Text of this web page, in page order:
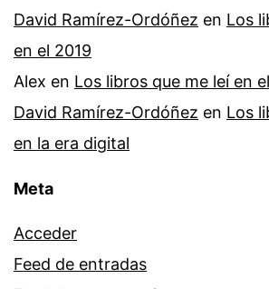
David Ramírez-Ordóñez en Los
en el 2019
Alex en Los libros que me leí en
David Ramírez-Ordóñez en Los
en la era digital
Meta
Acceder
Feed de entradas